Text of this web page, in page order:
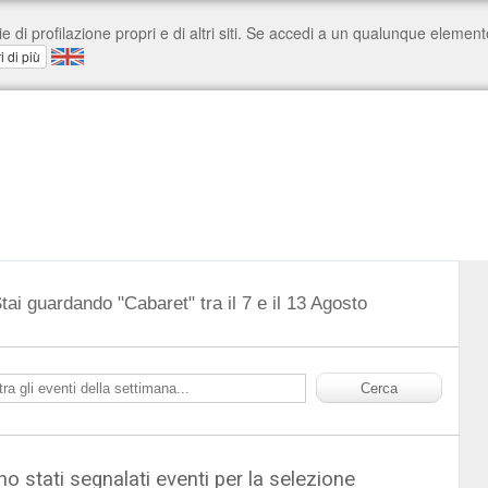
guardando "Cabaret" tra il 7 e il 13 Agosto
stati segnalati eventi per la selezione